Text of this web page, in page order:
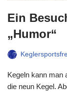
Ein
„Humor“
Kegeln kann man
die neun Kegel.